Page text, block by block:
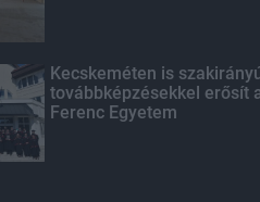
Kecskeméten is
továbbképzésekkel erősít
Ferenc Egyetem